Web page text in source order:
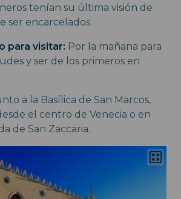
tenían su última visión de
ser encarcelados.
para visitar: Por la mañana para
y ser de los primeros en
a la Basílica de San Marcos,
el centro de Venecia o en
de San Zaccaria.